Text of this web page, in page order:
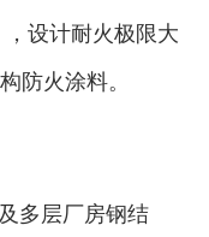
设计耐火极限大
防火涂料。
多层厂房钢结